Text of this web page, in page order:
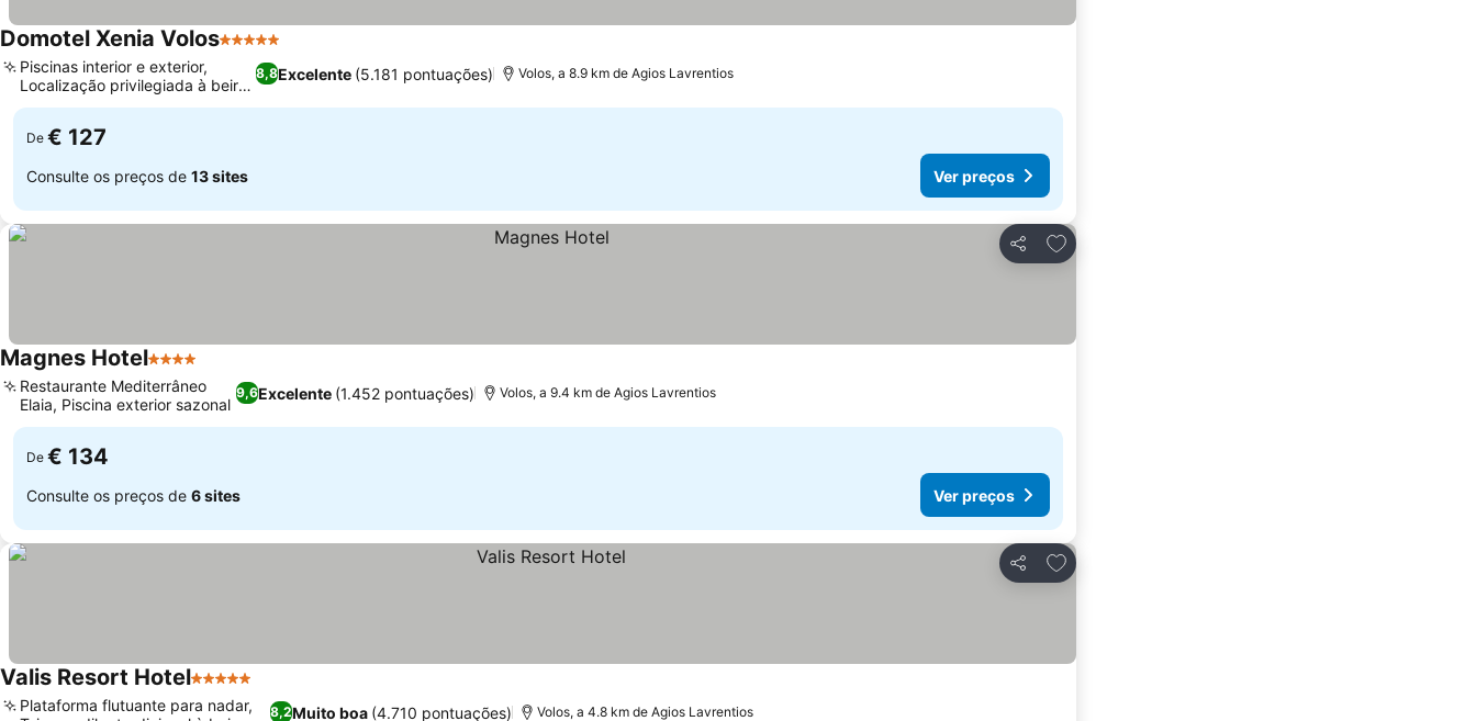
Domotel Xenia Volos5 Estrelas
8,8Excelente (5.181 pontuações)
Piscinas interior e exterior,
Localização privilegiada à beira-
mar
Volos, a 8.9 km de Agios Lavrentios
De € 127
Consulte os preços de 13 sites Ver preços
Partilhar
Adicionar aos favoritos
Magnes Hotel4 Estrelas
9,6Excelente (1.452 pontuações)
Restaurante Mediterrâneo
Elaia, Piscina exterior sazonal
Volos, a 9.4 km de Agios Lavrentios
De € 134
Consulte os preços de 6 sites Ver preços
Partilhar
Adicionar aos favoritos
Valis Resort Hotel5 Estrelas
8,2Muito boa (4.710 pontuações)
Plataforma flutuante para nadar,
Volos, a 4.8 km de Agios Lavrentios